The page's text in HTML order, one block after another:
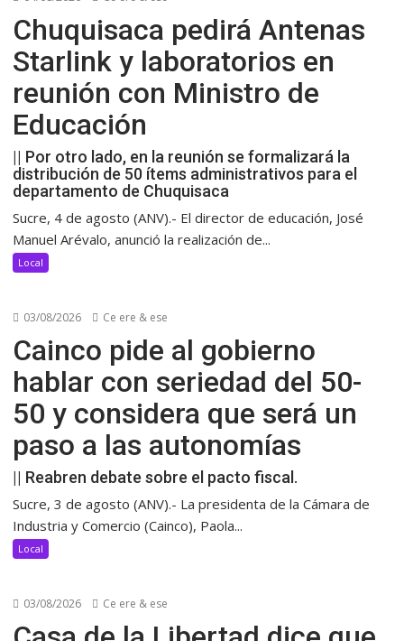
Chuquisaca pedirá Antenas
Starlink y laboratorios en
reunión con Ministro de
Educación
|| Por otro lado, en la reunión se formalizará la
distribución de 50 ítems administrativos para el
departamento de Chuquisaca
Sucre, 4 de agosto (ANV).- El director de educación, José
Manuel Arévalo, anunció la realización de...
Local
03/08/2026 Ce ere & ese
Cainco pide al gobierno
hablar con seriedad del 50-
50 y considera que será un
paso a las autonomías
|| Reabren debate sobre el pacto fiscal.
Sucre, 3 de agosto (ANV).- La presidenta de la Cámara de
Industria y Comercio (Cainco), Paola...
Local
03/08/2026 Ce ere & ese